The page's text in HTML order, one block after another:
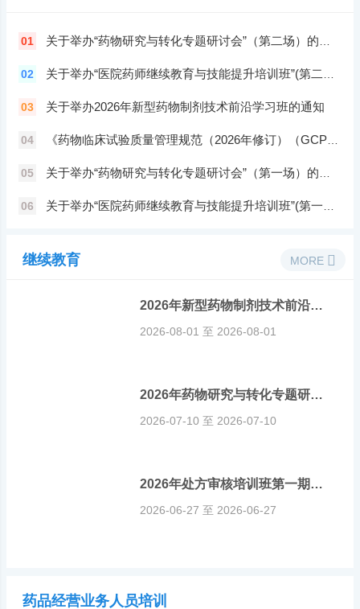
01 关于举办“药物研究与转化专题研讨会”（第二场）的通知
02 关于举办“医院药师继续教育与技能提升培训班”(第二场)的通知
03 关于举办2026年新型药物制剂技术前沿学习班的通知
04 《药物临床试验质量管理规范（2026年修订）（GCP）网络培训班
05 关于举办“药物研究与转化专题研讨会”（第一场）的通知
06 关于举办“医院药师继续教育与技能提升培训班”(第一场) 的通知
继续教育 MORE
2026年新型药物制剂技术前沿学习班
2026-08-01 至 2026-08-01
2026年药物研究与转化专题研讨会
2026-07-10 至 2026-07-10
2026年处方审核培训班第一期第五场
2026-06-27 至 2026-06-27
药品经营业务人员培训